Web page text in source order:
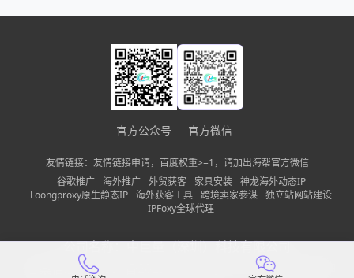
需求描述
请确保您填写的联系方式无误，以便我们第一时间联系到
官方公众号 官方微信
友情链接：友情链接申请，百度权重>=1，请加出海帮官方微信
谷歌推广
海外推广 外贸获客 家具安装
神龙海外动态IP
Loongproxy原生静态IP 海外获客工具 跨境卖家参谋 独立站网站建设
IPFoxy全球代理
公司名称：中巨量（深圳）科技有限公司
备案信息：粤ICP备2022150197号-13 隐私政策